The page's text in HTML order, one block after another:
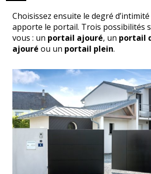
Choisissez ensuite le degré
apporte le portail. Trois possibilités
vous : un portail ajouré, un portail
ajouré ou un portail plein.